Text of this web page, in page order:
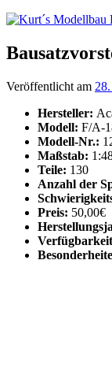
Veröffentlicht am
Hersteller:
Modell: F/A-
Modell-Nr.:
Maßstab:
Teile: 130
Anzahl der
Preis: 50,00€